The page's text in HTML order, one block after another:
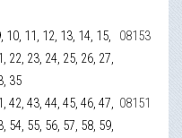
10, 11, 12, 13, 14, 15,
22, 23, 24, 25, 26, 27,
35
08153
42, 43, 44, 45, 46, 47,
54, 55, 56, 57, 58, 59,
08151